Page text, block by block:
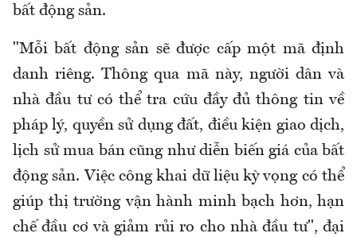
bất động sản.
"Mỗi bất động sản sẽ được cấp một mã định
danh riêng. Thông qua mã này, người dân và
nhà đầu tư có thể tra cứu đầy đủ thông tin về
pháp lý, quyền sử dụng đất, điều kiện giao dịch,
lịch sử mua bán cũng như diễn biến giá của bất
động sản. Việc công khai dữ liệu kỳ vọng có thể
giúp thị trường vận hành minh bạch hơn, hạn
chế đầu cơ và giảm rủi ro cho nhà đầu tư", đại